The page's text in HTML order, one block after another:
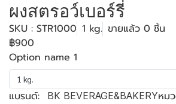
ผงสตรอว์เบอร์รี่
SKU : STR1000 1 kg. ขายแล้ว 0 ชิ้น
฿900
Option name 1
1 kg.
แบรนด์: BK BEVERAGE&BAKERYหม